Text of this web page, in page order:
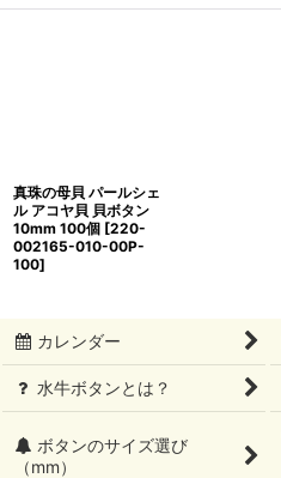
真珠の母貝 パールシェ
ル アコヤ貝 貝ボタン
10mm 100個 [220-
002165-010-00P-
100]
カレンダー
水牛ボタンとは？
ボタンのサイズ選び
（mm）